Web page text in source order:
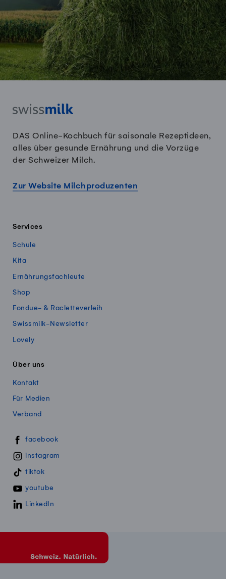
DAS Online-Kochbuch für saisonale Rezeptideen,
alles über gesunde Ernährung und die Vorzüge
der Schweizer Milch.
Zur Website Milchproduzenten
Services
Schule
Kita
Ernährungsfachleute
Shop
Fondue- & Racletteverleih
Swissmilk-Newsletter
Lovely
Über uns
Kontakt
Für Medien
Verband
Swissmillk auf Social Media
facebook
instagram
tiktok
youtube
LinkedIn